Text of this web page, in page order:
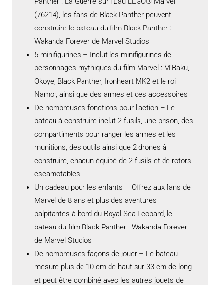
(76214), les fans de Black Panther peuvent
construire le bateau du film Black Panther :
Wakanda Forever de Marvel Studios
5 minifigurines – Inclut les minifigurines de
personnages mythiques du film Marvel : M’Baku,
Okoye, Black Panther, Ironheart MK2 et le roi
Namor, ainsi que des armes et des accessoires
De nombreuses fonctions pour l’action – Le
bateau à construire inclut 2 fusils, une prison, des
compartiments pour ranger les armes et les
munitions, des outils ainsi que 2 drones à
construire, chacun équipé de 2 fusils et de rotors
escamotables
Un cadeau pour les enfants – Offrez aux fans de
Marvel de 8 ans et plus des aventures
palpitantes à bord du Royal Sea Leopard, le
bateau du film Black Panther : Wakanda Forever
de Marvel Studios
De nombreuses façons de jouer – Le bateau
mesure plus de 10 cm de haut sur 33 cm de long
et peut être combiné avec les autres jouets de